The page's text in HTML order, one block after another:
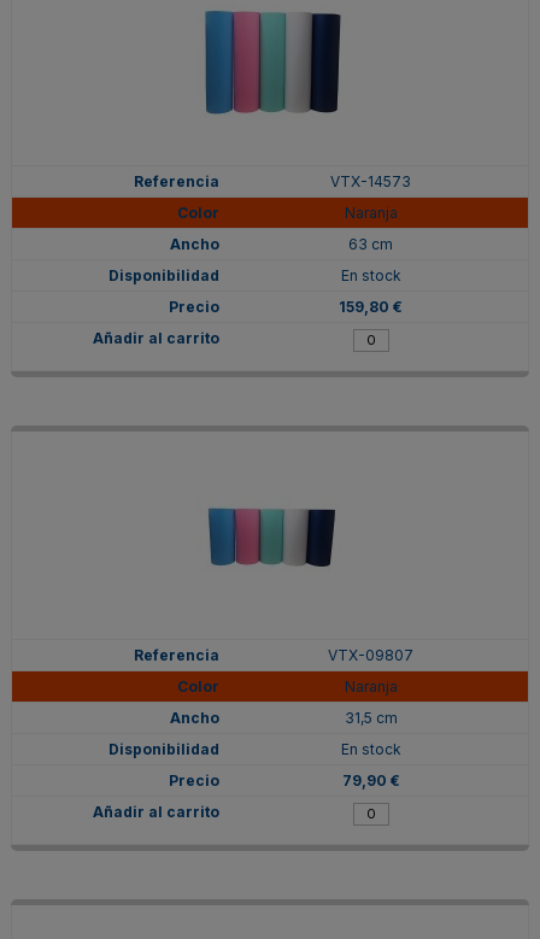
VTX-14573
Naranja
63 cm
En stock
159,80 €
VTX-09807
Naranja
31,5 cm
En stock
79,90 €